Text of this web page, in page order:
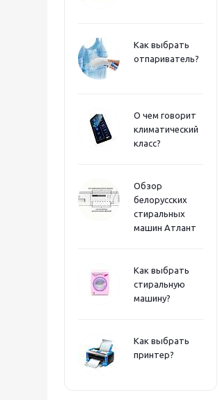
Как выбрать
отпариватель?
О чем говорит
климатический
класс?
Обзор
белорусских
стиральных
машин Атлант
Как выбрать
стиральную
машину?
Как выбрать
принтер?